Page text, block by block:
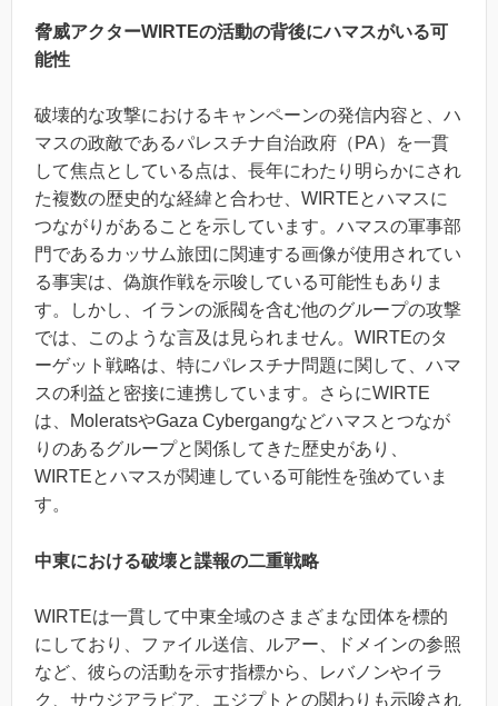
脅威アクターWIRTEの活動の背後にハマスがいる可
能性
破壊的な攻撃におけるキャンペーンの発信内容と、ハ
マスの政敵であるパレスチナ自治政府（PA）を一貫
して焦点としている点は、長年にわたり明らかにされ
た複数の歴史的な経緯と合わせ、WIRTEとハマスに
つながりがあることを示しています。ハマスの軍事部
門であるカッサム旅団に関連する画像が使用されてい
る事実は、偽旗作戦を示唆している可能性もありま
す。しかし、イランの派閥を含む他のグループの攻撃
では、このような言及は見られません。WIRTEのタ
ーゲット戦略は、特にパレスチナ問題に関して、ハマ
スの利益と密接に連携しています。さらにWIRTE
は、MoleratsやGaza Cybergangなどハマスとつなが
りのあるグループと関係してきた歴史があり、
WIRTEとハマスが関連している可能性を強めていま
す。
中東における破壊と諜報の二重戦略
WIRTEは一貫して中東全域のさまざまな団体を標的
にしており、ファイル送信、ルアー、ドメインの参照
など、彼らの活動を示す指標から、レバノンやイラ
ク、サウジアラビア、エジプトとの関わりも示唆され